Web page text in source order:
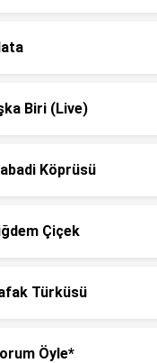
Biri (Live)
Köprüsü
Çiçek
Türküsü
Öyle*